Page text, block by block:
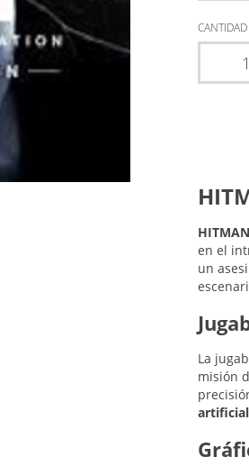
CANTIDAD
en el
un
La
misión
artificial